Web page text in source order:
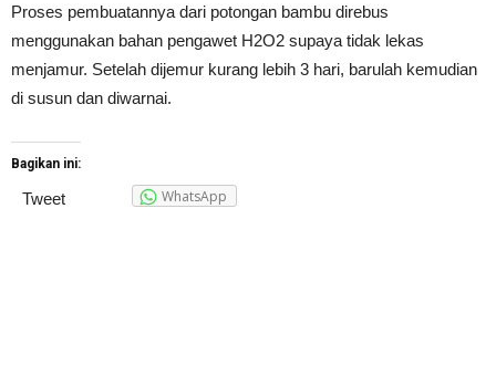
Proses pembuatannya dari potongan bambu direbus
menggunakan bahan pengawet H2O2 supaya tidak lekas
menjamur. Setelah dijemur kurang lebih 3 hari, barulah kemudian
di susun dan diwarnai.
Bagikan ini:
Tweet WhatsApp